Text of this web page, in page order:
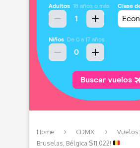
Home CDMX Vuelos:
Bruselas, Bélgica $11,022!